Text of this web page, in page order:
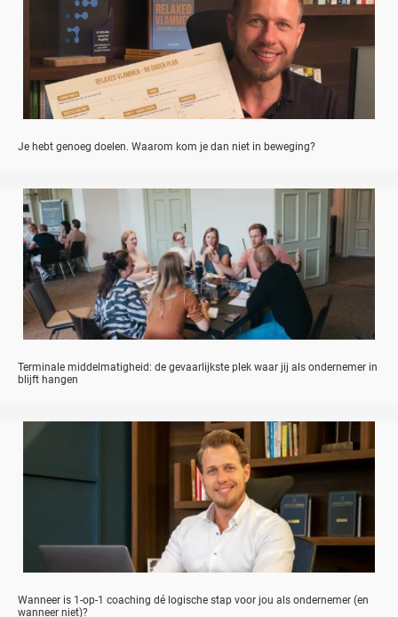
Je hebt genoeg doelen. Waarom kom je dan niet in beweging?
Terminale middelmatigheid: de gevaarlijkste plek waar jij als ondernemer in
blijft hangen
Wanneer is 1-op-1 coaching dé logische stap voor jou als ondernemer (en
wanneer niet)?